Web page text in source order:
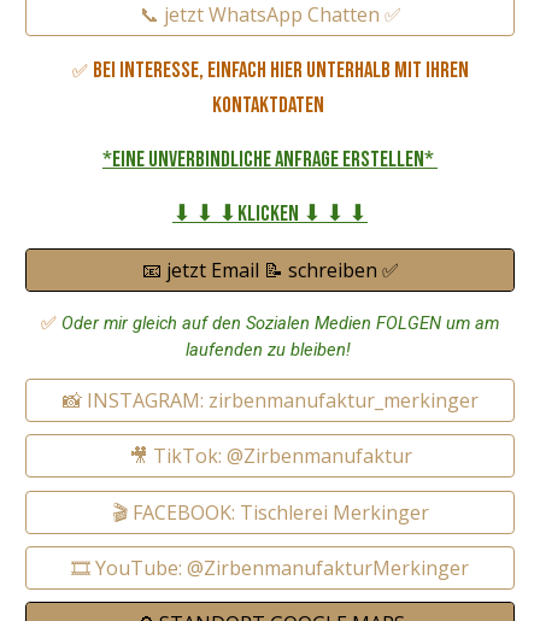
📞 jetzt WhatsApp Chatten ✅
✅ Bei Interesse, einfach hier unterhalb mit Ihren
Kontaktdaten
*eine unverbindliche Anfrage erstellen*
⬇ ⬇ ⬇Klicken ⬇ ⬇ ⬇
📧 jetzt Email 📝 schreiben ✅
✅ Oder mir gleich auf den Sozialen Medien FOLGEN um am
laufenden zu bleiben!
📸 INSTAGRAM: zirbenmanufaktur_merkinger
🎥 TikTok: @Zirbenmanufaktur
🎬 FACEBOOK: Tischlerei Merkinger
🎞️ YouTube: @ZirbenmanufakturMerkinger